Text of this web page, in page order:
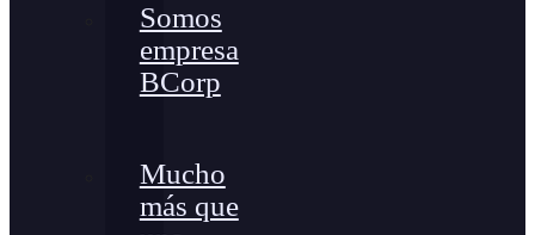
Somos
empresa
BCorp
Mucho
más que